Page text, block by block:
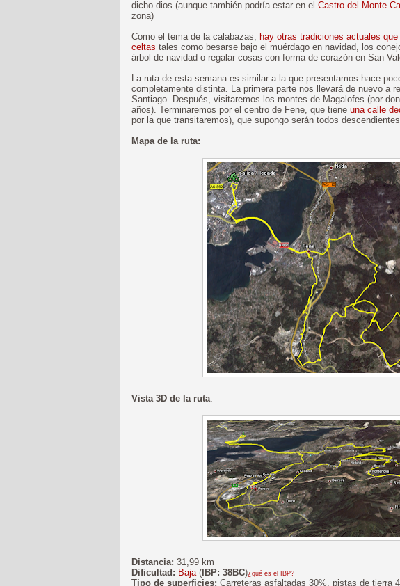
dicho dios (aunque también podría estar en el Castro del Monte
zona)
Como el tema de la calabazas, hay otras tradiciones actuales
celtas tales como besarse bajo el muérdago en navidad, los
árbol de navidad o regalar cosas con forma de corazón en San
La ruta de esta semana es similar a la que presentamos hace
completamente distinta. La primera parte nos llevará de nuevo a
Santiago. Después, visitaremos los montes de Magalofes (por
años). Terminaremos por el centro de Fene, que tiene una calle
por la que transitaremos), que supongo serán todos
Mapa de la ruta:
Vista 3D de la ruta:
Distancia: 31,99 km
Dificultad: Baja( IBP: 38BC)¿qué es el IBP?
Tipo de superficies: Carreteras asfaltadas 30%, pistas de tierra